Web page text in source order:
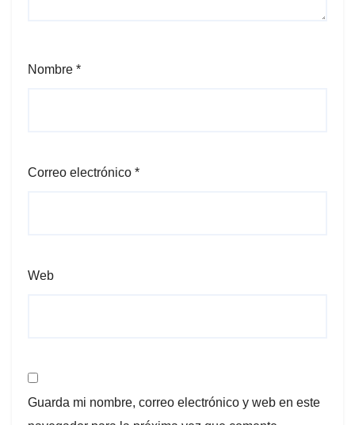
Nombre *
Correo electrónico *
Web
Guarda mi nombre, correo electrónico y web en este